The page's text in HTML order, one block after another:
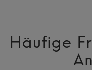
Häufige